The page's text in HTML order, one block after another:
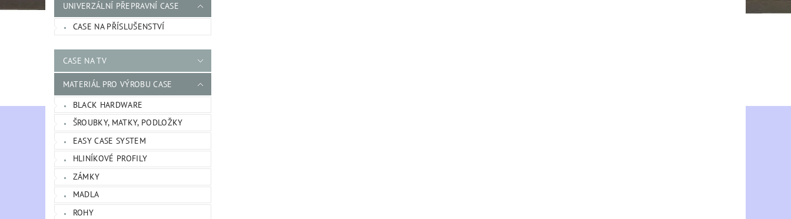
UNIVERZÁLNÍ PŘEPRAVNÍ CASE
CASE NA PŘÍSLUŠENSTVÍ
CASE NA TV
MATERIÁL PRO VÝROBU CASE
BLACK HARDWARE
ŠROUBKY, MATKY, PODLOŽKY
EASY CASE SYSTEM
HLINÍKOVÉ PROFILY
ZÁMKY
MADLA
ROHY